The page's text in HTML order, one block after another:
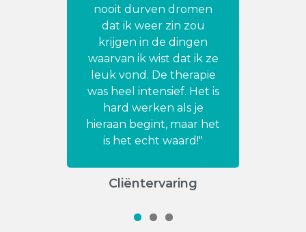
nooit durven dromen
dat ik weer zin zou
krijgen in de dingen
waarvan ik wist dat ik ze
leuk vond. De therapie
was heel intensief. Het is
hard werken als je
hieraan begint, maar het
is het echt waard!"
Cliëntervaring